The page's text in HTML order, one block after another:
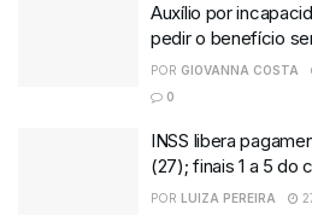
Auxílio por
pedir o benefício
POR GIOVANNA COSTA
0
INSS libera
(27); finais 1 a 5 do
POR LUIZA PEREIRA